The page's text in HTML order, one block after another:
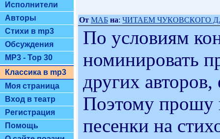
Исполнители
Авторы
Стихи в mp3
Обсуждения
MP3 - Top 30
Классика в mp3
Моя страница
Вход в театр
Регистрация
Помощь
От МАБ на: ЧИТАЕМ ЧУКОВСКОГО
По условиям
номинировать
других
Поэтому прошу
песенки на